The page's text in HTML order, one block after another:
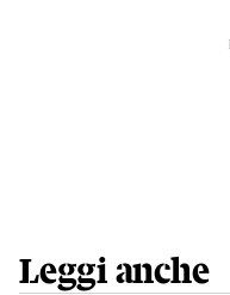
Leggi anche